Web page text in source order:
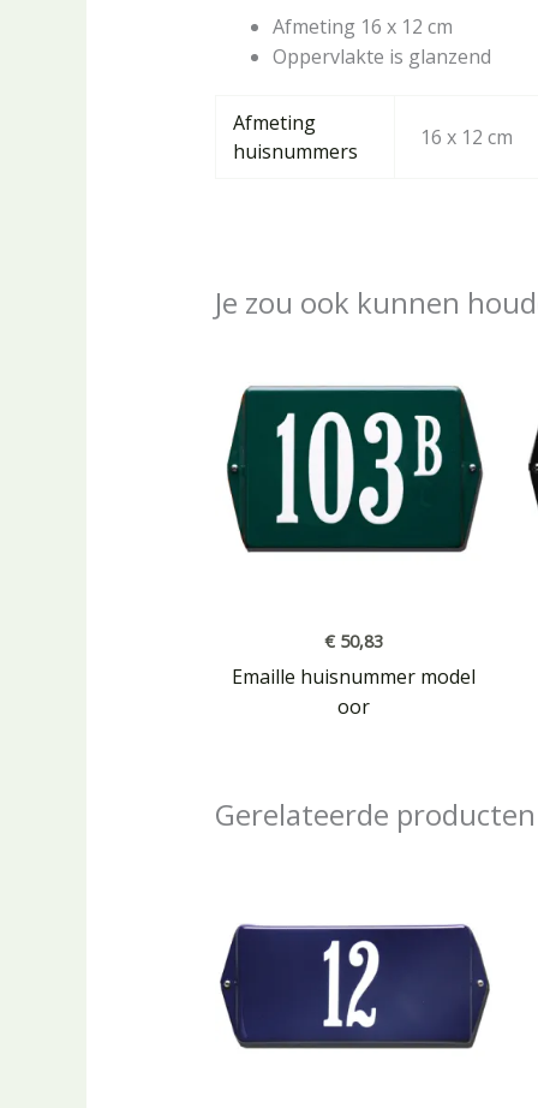
Afmeting 16 x 12 cm
Oppervlakte is glanzend
Afmeting
huisnummers
16 x 12 cm
Je zou ook kunnen
€ 50,83
Emaille huisnummer model
oor
Gerelateerde producten